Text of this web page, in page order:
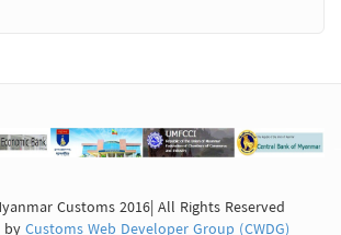
Customs 2016| All Rights Reserved
byCustoms Web Developer Group (CWDG)